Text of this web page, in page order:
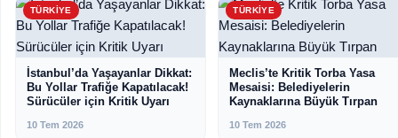
TÜRKIYE
İstanbul’da Yaşayanlar Dikkat:
Bu Yollar Trafiğe Kapatılacak!
Sürücüler için Kritik Uyarı
10 Tem 2026
TÜRKIYE
Meclis’te Kritik Torba Yasa
Mesaisi: Belediyelerin
Kaynaklarına Büyük Tırpan
10 Tem 2026